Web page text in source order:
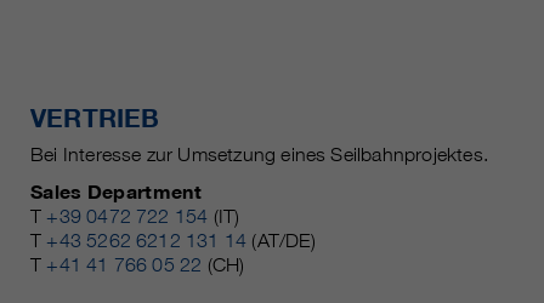
VERTRIEB
Bei Interesse zur Umsetzung eines Seilbahnprojektes.
Sales Department
T +39 0472 722 154 (IT)
T +43 5262 6212 131 14 (AT/DE)
T +41 41 766 05 22 (CH)